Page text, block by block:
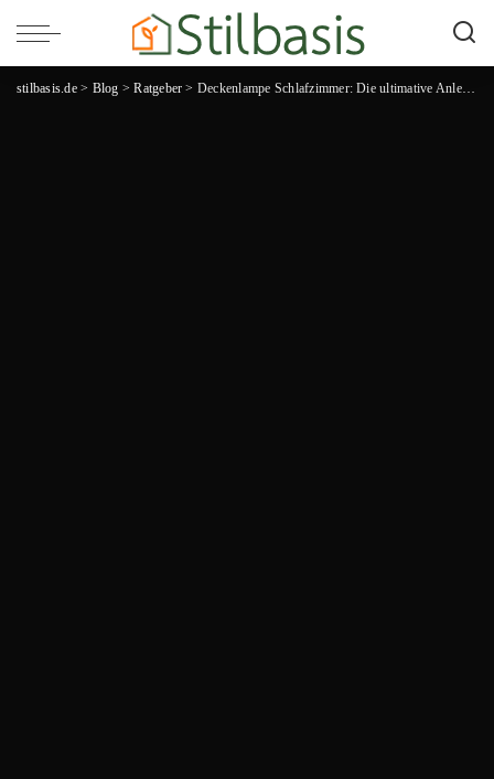
stilbasis.de> Blog >Ratgeber > Deckenlampe Schlafzimmer: Die ultimative Anleitung zu den besten Beleuchtungsideen und Designs